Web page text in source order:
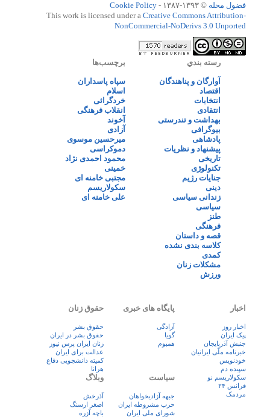
فضول محله © ۱۳۹۳-۱۳۸۷ -
Cookie Policy
This work is licensed under a Creative Commons Attribution-
NonCommercial-NoDerivs 3.0 Unported
رسته بندي
آوارگان و پناهندگان
اقتصاد
انتخابات
انتقادی
بهداشت و تندرستی
بیوگرافی
پادشاهی
پیشنهاد و نظریات
تاریخی
تکنولوژی
جنایات رژیم
دینی
زندانی سیاسی
سیاسی
طنز
فرهنگی
قصه و داستان
کلاسه بندی نشده
کمدی
مشکلات زنان
ورزش
برچسب‌ها
سپاه پاسداران
اسلام
خردگرائی
انقلاب فرهنگی
آخوند
آزادی
میرحسین موسوی
دموکراسی
محمود احمدی نژاد
خمینی
مجتبی خامنه ای
سکولاریسم
علی خامنه ای
اخبار
اخبار روز
پيک ايران
جنبش آذربایجان
خبرنامه ملّی ایرانیان
خودنویس
سپیده دم
سکولاریسم نو
فرانس ۲۴
مردمک
پایگاه های خبری
آزادگی
گویا
همبوم
حقوق زنان
حقوق بشر
حقوق بشر در ایران
زنان ايران پرس نيوز
عدالت برای ایران
کمیته دانشجویی دفاع
هرانا
سیاست
جبهه آزادیخواهان
حزب مشروطه ایران
شورای ملی ایران
وبلاگ
آذرخش
اصغر ارسنگ
باچه آزره